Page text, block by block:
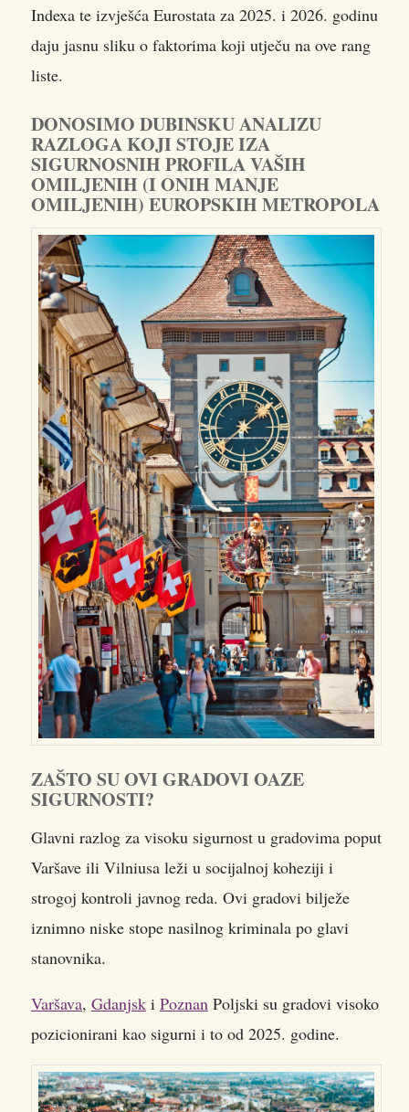
Indexa te izvješća Eurostata za 2025. i 2026. godinu
daju jasnu sliku o faktorima koji utječu na ove rang
liste.
DONOSIMO DUBINSKU ANALIZU
RAZLOGA KOJI STOJE IZA
SIGURNOSNIH PROFILA VAŠIH
OMILJENIH (I ONIH MANJE
OMILJENIH) EUROPSKIH METROPOLA
ZAŠTO SU OVI GRADOVI OAZE
SIGURNOSTI?
Glavni razlog za visoku sigurnost u gradovima poput
Varšave ili Vilniusa leži u socijalnoj koheziji i
strogoj kontroli javnog reda. Ovi gradovi bilježe
iznimno niske stope nasilnog kriminala po glavi
stanovnika.
Varšava, Gdanjsk i Poznan Poljski su gradovi visoko
pozicionirani kao sigurni i to od 2025. godine.